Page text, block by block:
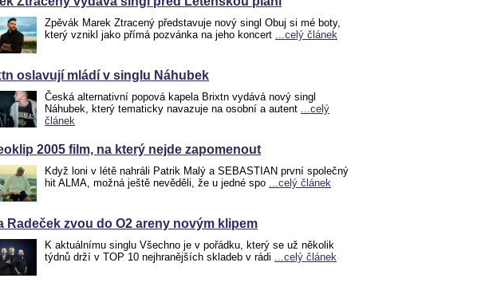
Zpěvák Marek Ztracený představuje nový singl Obuj si mé boty,
který vznikl jako přímá pozvánka na jeho koncert ...celý článek
oslavují mládí v singlu Náhubek
Česká alternativní popová kapela Brixtn vydává nový singl
Náhubek, který tematicky navazuje na osobní a autent ...celý
článek
2005 film, na který nejde zapomenout
Když loni v létě nahráli Patrik Malý a SEBASTIAN první společný
hit ALMA, možná ještě nevěděli, že u jedné spo ...celý článek
Radeček zvou do O2 areny novým klipem
K aktuálnímu singlu Všechno je v pořádku, který se už několik
týdnů drží v TOP 10 nejhranějších skladeb v rádi ...celý článek